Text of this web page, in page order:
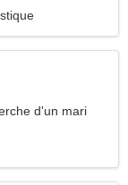
d'un mari